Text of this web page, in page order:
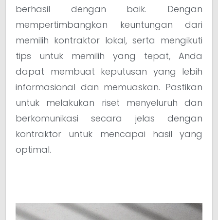
berhasil dengan baik. Dengan
mempertimbangkan keuntungan dari
memilih kontraktor lokal, serta mengikuti
tips untuk memilih yang tepat, Anda
dapat membuat keputusan yang lebih
informasional dan memuaskan. Pastikan
untuk melakukan riset menyeluruh dan
berkomunikasi secara jelas dengan
kontraktor untuk mencapai hasil yang
optimal.